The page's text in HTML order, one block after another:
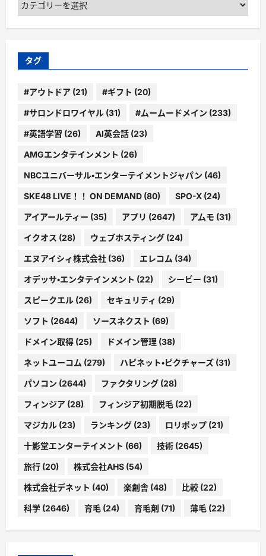
テ
ゴ
ー
タグ
#アウトドア (21) #ギフト (20)
#サロンドロワイヤル (31) #ムームードメイン (233)
#英語学習 (26) AI英会話 (23)
AMGエンタテインメント (26)
NBCユニバーサル・エンターテイメントジャパン (46)
SKE48 LIVE！！ ON DEMAND (80) SPO-X (24)
アイアールティー (35) アプリ (2647) アムモ (31)
イクオス (28) ウェブホスティング (24)
エヌアイシィ株式会社 (36) エレコム (34)
オデッサ・エンタテインメント (22) シービー (31)
スピークエル (26) セキュリティ (29)
ソフト (2644) ソースネクスト (69)
ドメイン取得 (25) ドメイン管理 (38)
ネットユーコム (279) ハピネット・ピクチャーズ (31)
パソコン (2644) ファクタリング (28)
フィンジア (28) フィンジア初期脱毛 (22)
マジカル (23) ランキング (23) ロリポップ (21)
十影堂エンターテイメント (66) 技術 (2645)
旅行 (20) 株式会社AHS (54)
株式会社デネット (40) 楽創舎 (48) 比較 (22)
科学 (2646) 育毛 (24) 育毛剤 (71) 薄毛 (22)